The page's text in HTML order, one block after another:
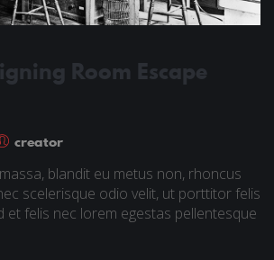
Room Escape
creator
blandit eu metus non, rhoncus
scelerisque odio velit, ut porttitor felis
et felis nec lorem egestas pellentesque